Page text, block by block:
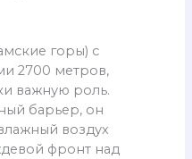
горы) с
2700 метров,
важную роль.
барьер, он
воздух
фронт над